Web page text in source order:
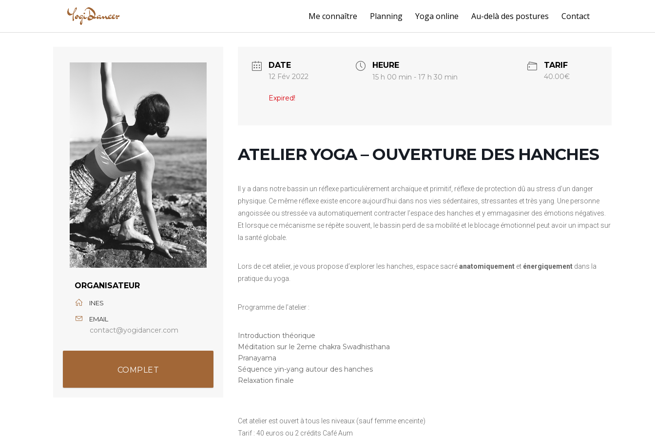
Me connaître Planning Yoga online Au-delà des postures Contact
ORGANISATEUR
INES
EMAIL
contact@yogidancer.com
COMPLET
DATE
12 Fév 2022
Expired!
HEURE
15 h 00 min - 17 h 30 min
TARIF
40.00€
ATELIER YOGA – OUVERTURE DES HANCHES
ll y a dans notre bassin un réflexe particulièrement archaïque et primitif, réflexe de protection dû au stress d’un danger
physique. Ce même réflexe existe encore aujourd’hui dans nos vies sédentaires, stressantes et très yang. Une personne
angoissée ou stressée va automatiquement contracter l’espace des hanches et y emmagasiner des émotions négatives.
Et lorsque ce mécanisme se répète souvent, le bassin perd de sa mobilité et le blocage émotionnel peut avoir un impact sur
la santé globale.
Lors de cet atelier, je vous propose d’explorer les hanches, espace sacréanatomiquementet énergiquementdans la
pratique du yoga.
Programme de l’atelier :
Introduction théorique
Méditation sur le 2eme chakra Swadhisthana
Pranayama
Séquence yin-yang autour des hanches
Relaxation finale
Cet atelier est ouvert à tous les niveaux (sauf femme enceinte)
Tarif : 40 euros ou 2 crédits Café Aum